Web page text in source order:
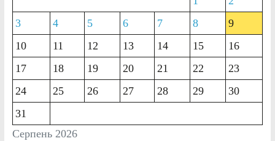
Серпень 2026
3
4 5 6 7 8
9
10
11 12 13 14 15
16
17
18 19 20 21 22
23
24
25 26 27 28 29
30
31